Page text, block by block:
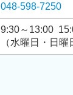
048-598-7250
9:30～13:00
（水曜日・日曜